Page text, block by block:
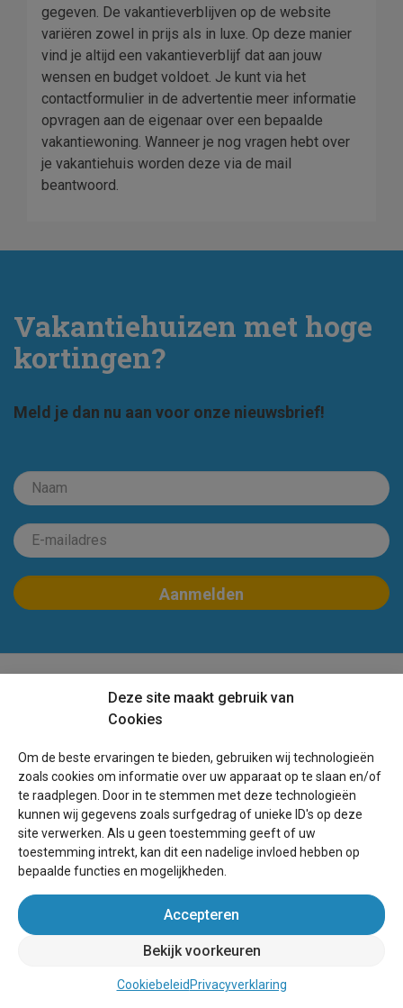
gegeven. De vakantieverblijven op de website
variëren zowel in prijs als in luxe. Op deze manier
vind je altijd een vakantieverblijf dat aan jouw
wensen en budget voldoet. Je kunt via het
contactformulier in de advertentie meer informatie
opvragen aan de eigenaar over een bepaalde
vakantiewoning. Wanneer je nog vragen hebt over
je vakantiehuis worden deze via de mail
beantwoord.
Vakantiehuizen met hoge
kortingen?
Meld je dan nu aan voor onze nieuwsbrief!
Deze site maakt gebruik van
Cookies
Om de beste ervaringen te bieden, gebruiken wij technologieën
zoals cookies om informatie over uw apparaat op te slaan en/of
te raadplegen. Door in te stemmen met deze technologieën
kunnen wij gegevens zoals surfgedrag of unieke ID's op deze
site verwerken. Als u geen toestemming geeft of uw
toestemming intrekt, kan dit een nadelige invloed hebben op
bepaalde functies en mogelijkheden.
Accepteren
Bekijk voorkeuren
Cookiebeleid Privacyverklaring
Boek direct bij de eigenaar!
Over Belgie-vakantiehuis.be
Schoolvakanties